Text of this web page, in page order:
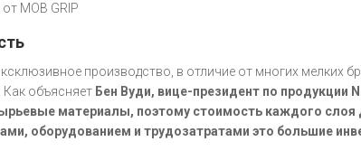
MOB GRIP
производство, в отличие от многих мелких
объясняет Бен Вуди, вице-президент по продукции
материалы, поэтому стоимость каждого слоя
оборудованием и трудозатратами это большие